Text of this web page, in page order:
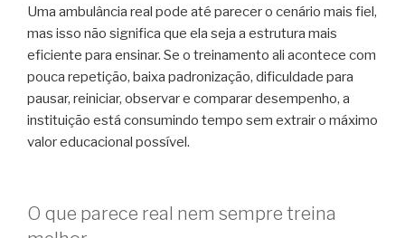
Uma ambulância real pode até parecer o cenário mais fiel,
mas isso não significa que ela seja a estrutura mais
eficiente para ensinar. Se o treinamento ali acontece com
pouca repetição, baixa padronização, dificuldade para
pausar, reiniciar, observar e comparar desempenho, a
instituição está consumindo tempo sem extrair o máximo
valor educacional possível.
O que parece real nem sempre treina